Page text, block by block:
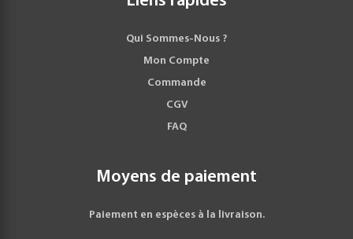
Qui Sommes-Nous ?
Mon Compte
Commande
CGV
FAQ
Moyens de paiement
Paiement en espèces à la livraison.